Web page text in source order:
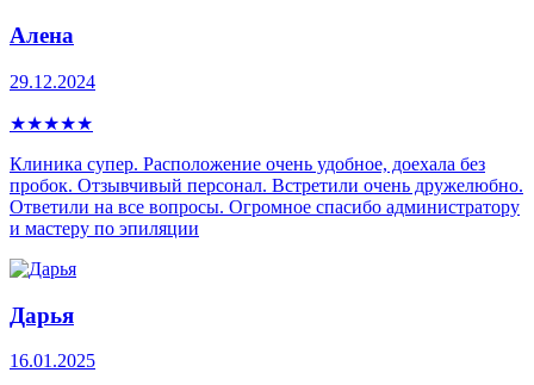
Алена
29.12.2024
★★★★★
Клиника супер. Расположение очень удобное, доехала без
пробок. Отзывчивый персонал. Встретили очень дружелюбно.
Ответили на все вопросы. Огромное спасибо администратору
и мастеру по эпиляции
Дарья
16.01.2025